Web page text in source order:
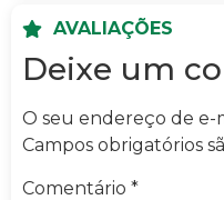
AVALIAÇÕES
Deixe um
O seu endereço de e-
Campos obrigatórios
Comentário *